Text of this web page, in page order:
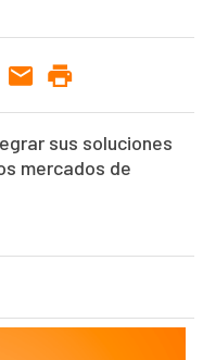
sus soluciones
mercados de